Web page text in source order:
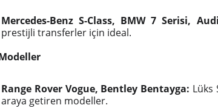
Mercedes-Benz S-Class, BMW 7 Serisi,
prestijli transferler için ideal.
Range Rover Vogue, Bentley Bentayga: Lüks
araya getiren modeller.